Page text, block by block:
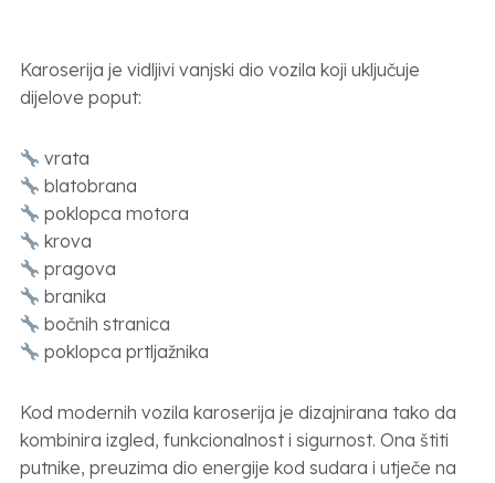
Karoserija je vidljivi vanjski dio vozila koji uključuje
dijelove poput:
vrata
blatobrana
poklopca motora
krova
pragova
branika
bočnih stranica
poklopca prtljažnika
Kod modernih vozila karoserija je dizajnirana tako da
kombinira izgled, funkcionalnost i sigurnost. Ona štiti
putnike, preuzima dio energije kod sudara i utječe na